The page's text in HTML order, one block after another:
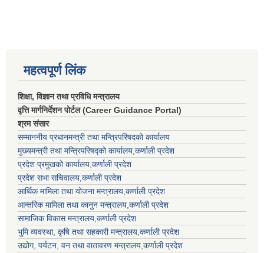
महत्वपूर्ण लिंक
शिक्षा, विज्ञान तथा प्रविधि मन्त्रालय
वृत्ति मार्गनिर्देशन पोर्टल (Career Guidance Portal)
श्रम संसार
सम्माननीय प्रधानमन्त्री तथा मन्त्रिपरिषद‌को कार्यालय
मुख्यमन्त्री तथा मन्त्रिपरिषद्को कार्यालय,कर्णाली प्रदेश
प्रदेश प्रमुखको कार्यालय,कर्णाली प्रदेश
प्रदेश सभा सचिवालय,कर्णाली प्रदेश
आर्थिक मामिला तथा योजना मन्त्रालय,कर्णाली प्रदेश
आन्तरिक मामिला तथा कानुन मन्त्रालय,कर्णाली प्रदेश
सामाजिक विकास मन्त्रालय,कर्णाली प्रदेश
भुमि व्यवस्था, कृषि तथा सहकारी मन्त्रालय,कर्णाली प्रदेश
उद्योग, पर्यटन, वन तथा वातावरण मन्त्रालय,कर्णाली प्रदेश